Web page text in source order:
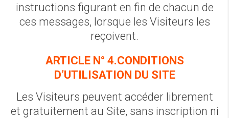
instructions figurant en fin de chacun de
ces messages, lorsque les Visiteurs les
reçoivent.
ARTICLE N° 4.CONDITIONS
D’UTILISATION DU SITE
Les Visiteurs peuvent accéder librement
et gratuitement au Site, sans inscription ni